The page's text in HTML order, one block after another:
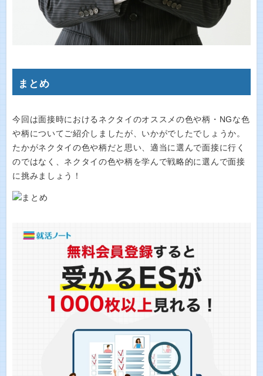
まとめ
今回は面接時におけるネクタイのオススメの色や柄・NGな色
や柄についてご紹介しましたが、いかがでしたでしょうか。
たかがネクタイの色や柄だと思い、適当に選んで面接に行く
のではなく、ネクタイの色や柄を学んで戦略的に選んで面接
に挑みましょう！